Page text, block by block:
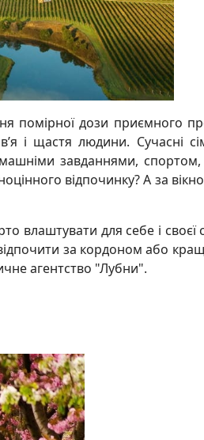
помірної дози приємного
і щастя людини. Сучасні
завданнями,
відпочинку? А за
для себе і своєї
за кордоном або
агентство "Лубни".